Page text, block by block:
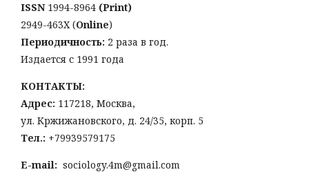
ISSN 1994-8964 (Print)
2949-463Х (Online)
Периодичность: 2 раза в год.
Издается с 1991 года
КОНТАКТЫ:
Адрес: 117218, Москва,
ул. Кржижановского, д. 24/35, корп. 5
Тел.: +79939579175
E-mail: sociology.4m@gmail.com